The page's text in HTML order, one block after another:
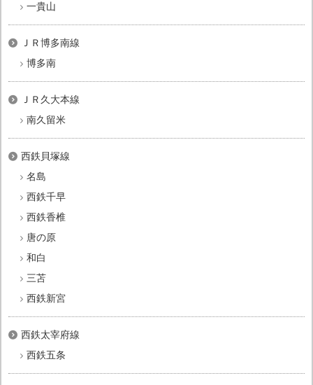
一貴山
ＪＲ博多南線
博多南
ＪＲ久大本線
南久留米
西鉄貝塚線
名島
西鉄千早
西鉄香椎
唐の原
和白
三苫
西鉄新宮
西鉄太宰府線
西鉄五条